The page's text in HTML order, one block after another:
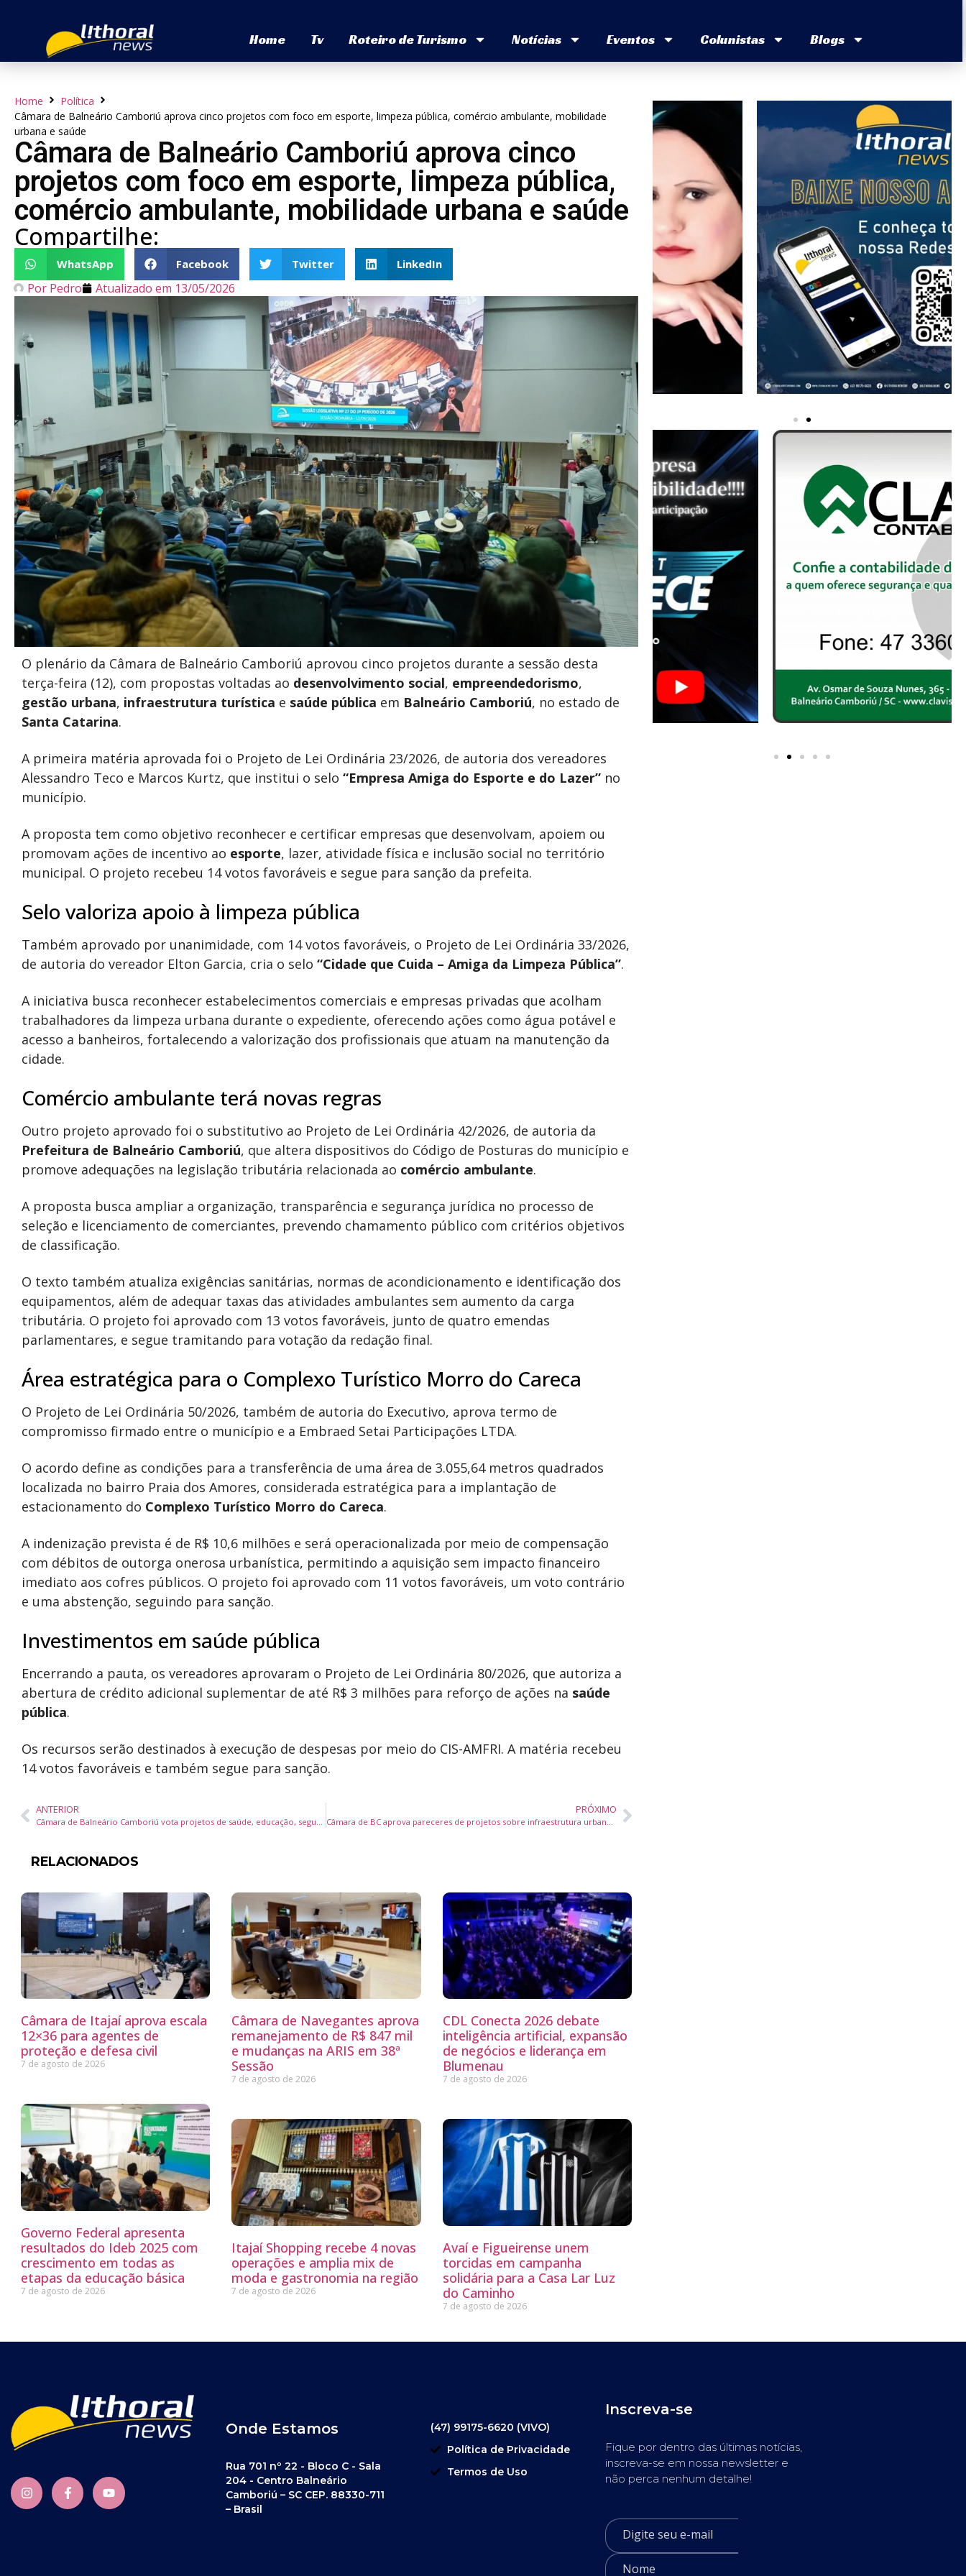
Home Tv Roteiro de Turismo Notícias Eventos Colunistas Blogs
Home
Política
Câmara de Balneário Camboriú aprova cinco projetos com foco em esporte, limpeza pública, comércio ambulante, mobilidade
urbana e saúde
Câmara de Balneário Camboriú aprova cinco
projetos com foco em esporte, limpeza pública,
comércio ambulante, mobilidade urbana e saúde
Compartilhe:
WhatsApp Facebook Twitter LinkedIn
Por Pedro Atualizado em 13/05/2026
O plenário da Câmara de Balneário Camboriú aprovou cinco projetos durante a sessão desta
terça-feira (12), com propostas voltadas ao desenvolvimento social, empreendedorismo,
gestão urbana, infraestrutura turística e saúde pública em Balneário Camboriú, no estado de
Santa Catarina.
A primeira matéria aprovada foi o Projeto de Lei Ordinária 23/2026, de autoria dos vereadores
Alessandro Teco e Marcos Kurtz, que institui o selo “Empresa Amiga do Esporte e do Lazer” no
município.
A proposta tem como objetivo reconhecer e certificar empresas que desenvolvam, apoiem ou
promovam ações de incentivo ao esporte, lazer, atividade física e inclusão social no território
municipal. O projeto recebeu 14 votos favoráveis e segue para sanção da prefeita.
Selo valoriza apoio à limpeza pública
Também aprovado por unanimidade, com 14 votos favoráveis, o Projeto de Lei Ordinária 33/2026,
de autoria do vereador Elton Garcia, cria o selo “Cidade que Cuida – Amiga da Limpeza Pública”.
A iniciativa busca reconhecer estabelecimentos comerciais e empresas privadas que acolham
trabalhadores da limpeza urbana durante o expediente, oferecendo ações como água potável e
acesso a banheiros, fortalecendo a valorização dos profissionais que atuam na manutenção da
cidade.
Comércio ambulante terá novas regras
Outro projeto aprovado foi o substitutivo ao Projeto de Lei Ordinária 42/2026, de autoria da
Prefeitura de Balneário Camboriú, que altera dispositivos do Código de Posturas do município e
promove adequações na legislação tributária relacionada ao comércio ambulante.
A proposta busca ampliar a organização, transparência e segurança jurídica no processo de
seleção e licenciamento de comerciantes, prevendo chamamento público com critérios objetivos
de classificação.
O texto também atualiza exigências sanitárias, normas de acondicionamento e identificação dos
equipamentos, além de adequar taxas das atividades ambulantes sem aumento da carga
tributária. O projeto foi aprovado com 13 votos favoráveis, junto de quatro emendas
parlamentares, e segue tramitando para votação da redação final.
Área estratégica para o Complexo Turístico Morro do Careca
O Projeto de Lei Ordinária 50/2026, também de autoria do Executivo, aprova termo de
compromisso firmado entre o município e a Embraed Setai Participações LTDA.
O acordo define as condições para a transferência de uma área de 3.055,64 metros quadrados
localizada no bairro Praia dos Amores, considerada estratégica para a implantação de
estacionamento do Complexo Turístico Morro do Careca.
A indenização prevista é de R$ 10,6 milhões e será operacionalizada por meio de compensação
com débitos de outorga onerosa urbanística, permitindo a aquisição sem impacto financeiro
imediato aos cofres públicos. O projeto foi aprovado com 11 votos favoráveis, um voto contrário
e uma abstenção, seguindo para sanção.
Investimentos em saúde pública
Encerrando a pauta, os vereadores aprovaram o Projeto de Lei Ordinária 80/2026, que autoriza a
abertura de crédito adicional suplementar de até R$ 3 milhões para reforço de ações na saúde
pública.
Os recursos serão destinados à execução de despesas por meio do CIS-AMFRI. A matéria recebeu
14 votos favoráveis e também segue para sanção.
ANTERIOR
Câmara de Balneário Camboriú vota projetos de saúde, educação, segurança pública e créditos de mais de R$ 10 milhões na sessão desta quarta-feira
PRÓXIMO
Câmara de BC aprova pareceres de projetos sobre infraestrutura urbana, servidores públicos e mobilidade no bairro dos Estados
RELACIONADOS
Câmara de Itajaí aprova escala
12×36 para agentes de
proteção e defesa civil
7 de agosto de 2026
Câmara de Navegantes aprova
remanejamento de R$ 847 mil
e mudanças na ARIS em 38ª
Sessão
7 de agosto de 2026
CDL Conecta 2026 debate
inteligência artificial, expansão
de negócios e liderança em
Blumenau
7 de agosto de 2026
Governo Federal apresenta
resultados do Ideb 2025 com
crescimento em todas as
etapas da educação básica
7 de agosto de 2026
Itajaí Shopping recebe 4 novas
operações e amplia mix de
moda e gastronomia na região
7 de agosto de 2026
Avaí e Figueirense unem
torcidas em campanha
solidária para a Casa Lar Luz
do Caminho
7 de agosto de 2026
Onde Estamos
Rua 701 nº 22 - Bloco C - Sala
204 - Centro Balneário
Camboriú – SC CEP. 88330-711
– Brasil
(47) 99175-6620 (VIVO)
Política de Privacidade
Termos de Uso
Inscreva-se
Fique por dentro das últimas notícias,
inscreva-se em nossa newsletter e
não perca nenhum detalhe!